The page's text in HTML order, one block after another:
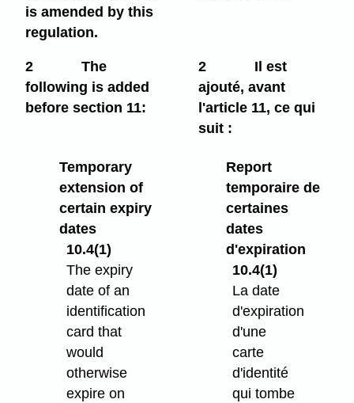
is amended by this
regulation.
2
The
following is added
before section 11:
2
Il est
ajouté, avant
l'article 11, ce qui
suit :
Temporary
extension of
certain expiry
dates
10.4(1)
The expiry
date of an
identification
card that
would
otherwise
expire on
Report
temporaire de
certaines
dates
d'expiration
10.4(1)
La date
d'expiration
d'une
carte
d'identité
qui tombe